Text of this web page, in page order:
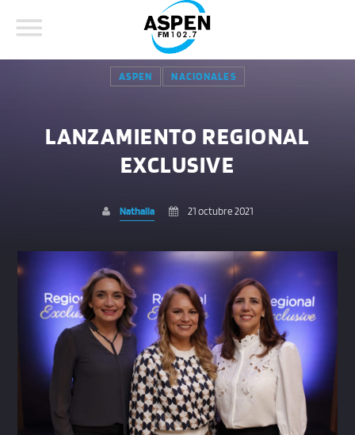
BUSCAR EN EL SITIO:
COMPARTE ESTA PÁGINA EN:
Facebook
Whatsapp
ASPEN NACIONALES
LANZAMIENTO REGIONAL
EXCLUSIVE
Nathalia 21 octubre 2021